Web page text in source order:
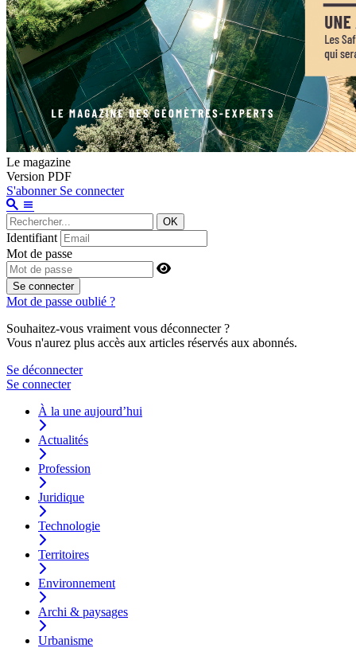
Le magazine
Version PDF
S'abonner Se connecter
OK
Identifiant
Mot de passe
Se connecter
Mot de passe oublié ?
Souhaitez-vous vraiment vous déconnecter ?
Vous n'aurez plus accès aux articles réservés aux abonnés.
Se déconnecter
Se connecter
À la une aujourd’hui
Actualités
Profession
Juridique
Technologie
Territoires
Environnement
Archi & paysages
Urbanisme